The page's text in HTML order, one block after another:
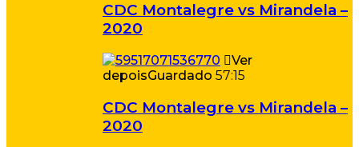
CDC Montalegre vs Mirandela –
2020
Ver
depoisGuardado 57:15
CDC Montalegre vs Mirandela –
2020